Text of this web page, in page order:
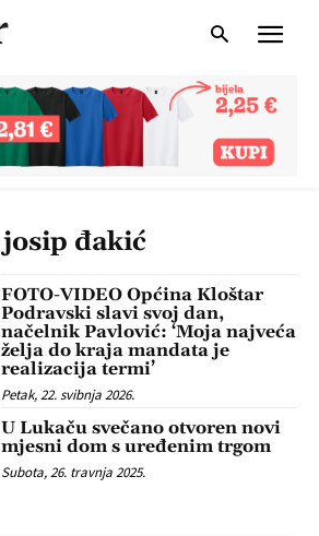
josip đakić
FOTO-VIDEO Općina Kloštar
Podravski slavi svoj dan,
načelnik Pavlović: ‘Moja najveća
želja do kraja mandata je
realizacija termi’
Petak, 22. svibnja 2026.
U Lukaču svečano otvoren novi
mjesni dom s uređenim trgom
Subota, 26. travnja 2025.